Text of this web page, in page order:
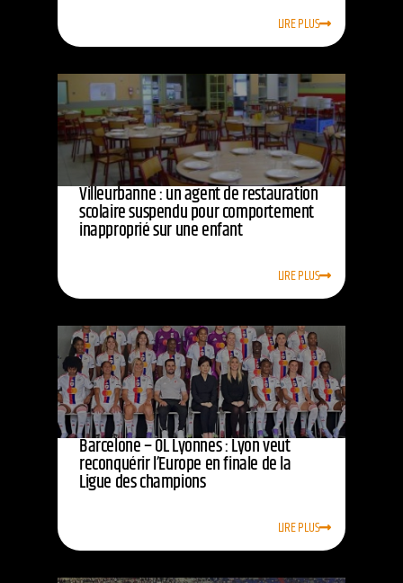
LIRE PLUS
Villeurbanne : un agent de restauration
scolaire suspendu pour comportement
inapproprié sur une enfant
LIRE PLUS
Barcelone – OL Lyonnes : Lyon veut
reconquérir l’Europe en finale de la
Ligue des champions
LIRE PLUS